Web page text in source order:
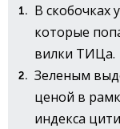
В скобочках
которые
вилки ТИЦа.
Зеленым
ценой в
индекса